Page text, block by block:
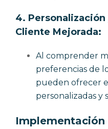
4. Personalización
Cliente Mejorada:
Al comprender
preferencias de
pueden ofrecer
personalizadas y
Implementación